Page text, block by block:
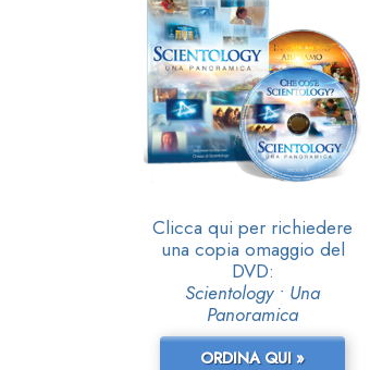
Clicca qui per richiedere
una copia omaggio del
DVD:
Scientology • Una
Panoramica
ORDINA QUI »